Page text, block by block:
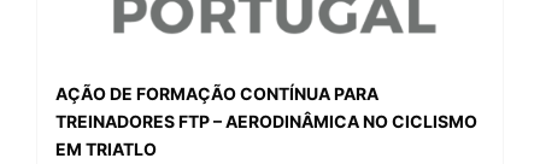
AÇÃO DE FORMAÇÃO CONTÍNUA PARA
TREINADORES FTP – AERODINÂMICA NO CICLISMO
EM TRIATLO